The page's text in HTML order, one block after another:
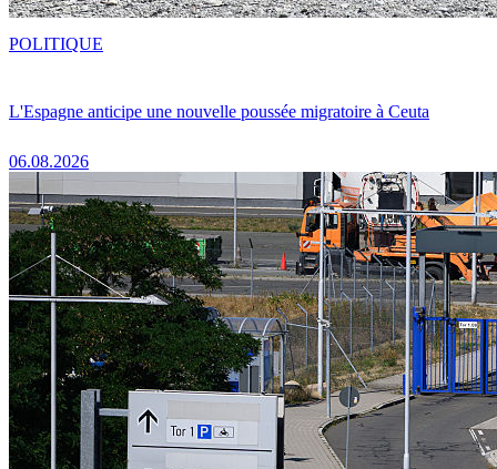
L'Espagne anticipe une nouvelle poussée migratoire à Ceuta
06.08.2026
POLITIQUE